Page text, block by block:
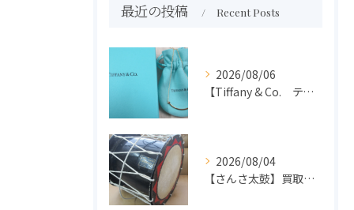
最近の投稿 Recent Posts
2026/08/06
【Tiffany & Co. ティファニー】買取 大吉盛岡店 アクセサリー買取しました！！
2026/08/04
【さんさ太鼓】買取 大吉盛岡店 楽器 買取します！！